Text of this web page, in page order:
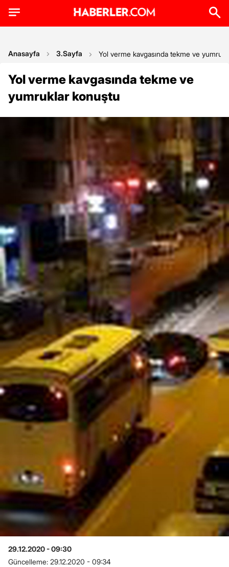
Anasayfa 3.Sayfa Yol verme kavgasında tekme ve
Yol verme kavgasında tekme ve
yumruklar konuştu
29.12.2020 - 09:30
Güncelleme: 29.12.2020 - 09:34